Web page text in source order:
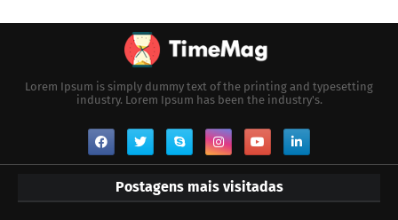
Lorem Ipsum is simply dummy text of the printing and typesetting
industry. Lorem Ipsum has been the industry's.
Postagens mais visitadas